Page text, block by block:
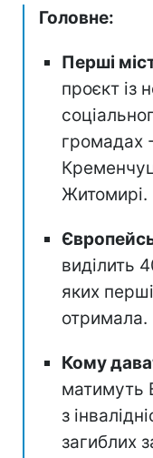
Головне:
Перші
проєкт із
громадах
Житомирі.
виділить
яких
отримала.
Кому
матимуть
з
загиблих